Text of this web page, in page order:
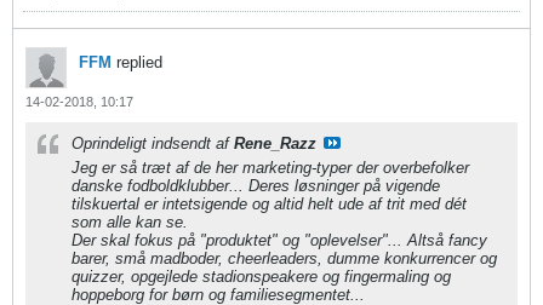
FFM replied
14-02-2018, 10:17
Oprindeligt indsendt af Rene_Razz
Jeg er så træt af de her marketing-typer der overbefolker
danske fodboldklubber... Deres løsninger på vigende
tilskuertal er intetsigende og altid helt ude af trit med dét
som alle kan se.
Der skal fokus på "produktet" og "oplevelser"... Altså fancy
barer, små madboder, cheerleaders, dumme konkurrencer og
quizzer, opgejlede stadionspeakere og fingermaling og
hoppeborg for børn og familiesegmentet...